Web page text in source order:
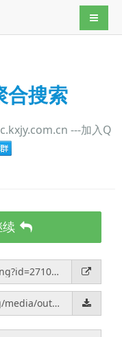
导航切
合搜索
---加入Q